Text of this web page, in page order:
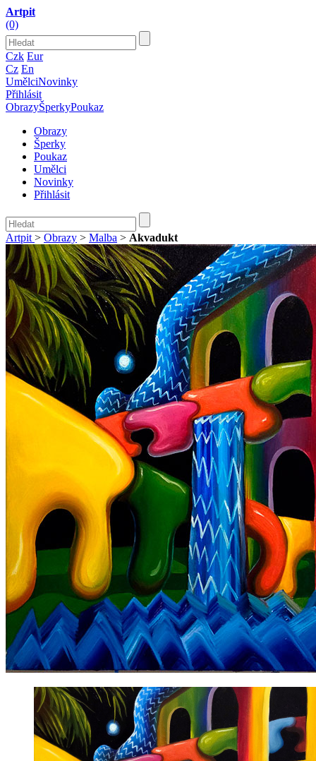
Artpit
(0)
Czk Eur
Cz En
UmělciNovinky
Přihlásit
ObrazyŠperkyPoukaz
Obrazy
Šperky
Poukaz
Umělci
Novinky
Přihlásit
Artpit > Obrazy > Malba > Akvadukt